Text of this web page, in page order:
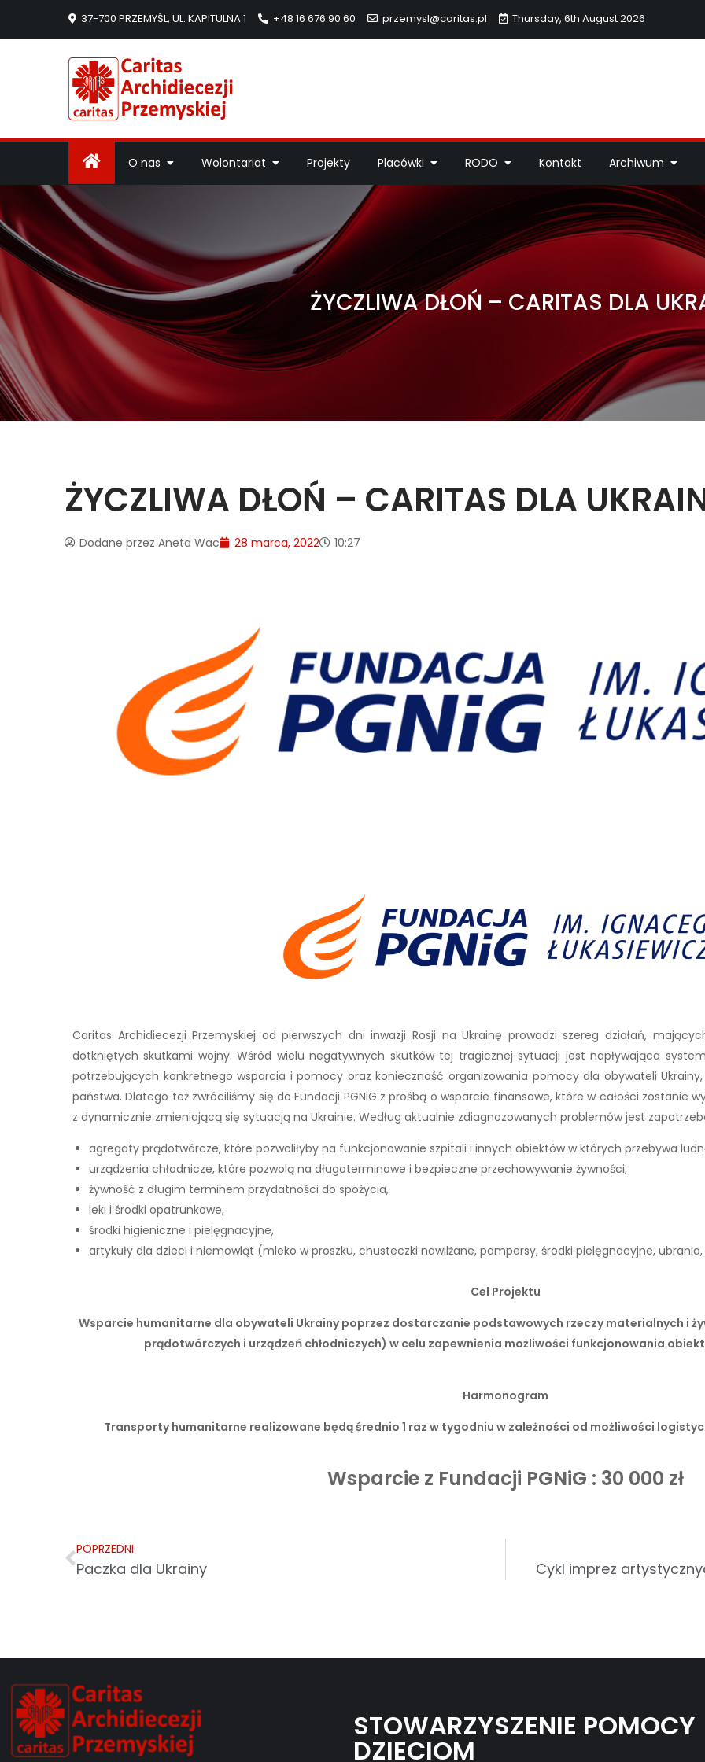
37-700 PRZEMYŚL, UL. KAPITULNA 1 +48 16 676 90 60 przemysl@caritas.pl Thursday, 6th August 2026
O nas Wolontariat Projekty Placówki RODO Kontakt Archiwum
ŻYCZLIWA DŁOŃ – CARITAS DLA
ŻYCZLIWA DŁOŃ – CARITAS DLA
Dodane przez Aneta Wac 28 marca, 2022 10:27
Caritas Archidiecezji Przemyskiej od pierwszych dni inwazji Rosji na Ukrainę prowadzi szereg działań,
dotkniętych skutkami wojny. Wśród wielu negatywnych skutków tej tragicznej sytuacji jest napływająca
potrzebujących konkretnego wsparcia i pomocy oraz konieczność organizowania pomocy dla obywateli
państwa. Dlatego też zwróciliśmy się do Fundacji PGNiG z prośbą o wsparcie finansowe, które w całości zostanie
z dynamicznie zmieniającą się sytuacją na Ukrainie. Według aktualnie zdiagnozowanych problemów jest
agregaty prądotwórcze, które pozwoliłyby na funkcjonowanie szpitali i innych obiektów w których przebywa
urządzenia chłodnicze, które pozwolą na długoterminowe i bezpieczne przechowywanie żywności,
żywność z długim terminem przydatności do spożycia,
leki i środki opatrunkowe,
środki higieniczne i pielęgnacyjne,
artykuły dla dzieci i niemowląt (mleko w proszku, chusteczki nawilżane, pampersy, środki pielęgnacyjne,
Cel Projektu
Wsparcie humanitarne dla obywateli Ukrainy poprzez dostarczanie podstawowych rzeczy materialnych i
prądotwórczych i urządzeń chłodniczych) w celu zapewnienia możliwości funkcjonowania
Harmonogram
Transporty humanitarne realizowane będą średnio 1 raz w tygodniu w zależności od możliwości
Wsparcie z Fundacji PGNiG : 30 000 zł
POPRZEDNI
Paczka dla Ukrainy Cykl imprez
STOWARZYSZENIE POMOCY
DZIECIOM